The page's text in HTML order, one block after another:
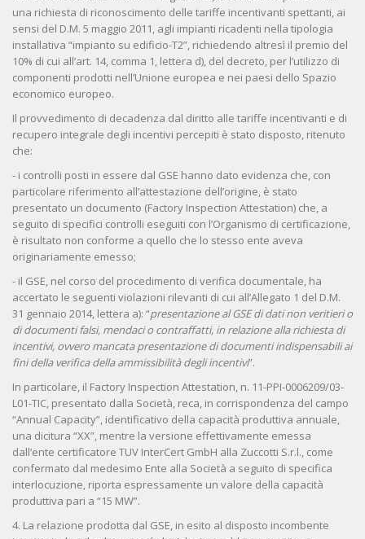
una richiesta di riconoscimento delle tariffe incentivanti spettanti, ai
sensi del D.M. 5 maggio 2011, agli impianti ricadenti nella tipologia
installativa “impianto su edificio-T2”, richiedendo altresì il premio del
10% di cui all’art. 14, comma 1, lettera d), del decreto, per l’utilizzo di
componenti prodotti nell’Unione europea e nei paesi dello Spazio
economico europeo.
Il provvedimento di decadenza dal diritto alle tariffe incentivanti e di
recupero integrale degli incentivi percepiti è stato disposto, ritenuto
che:
- i controlli posti in essere dal GSE hanno dato evidenza che, con
particolare riferimento all’attestazione dell’origine, è stato
presentato un documento (Factory Inspection Attestation) che, a
seguito di specifici controlli eseguiti con l’Organismo di certificazione,
è risultato non conforme a quello che lo stesso ente aveva
originariamente emesso;
- il GSE, nel corso del procedimento di verifica documentale, ha
accertato le seguenti violazioni rilevanti di cui all’Allegato 1 del D.M.
31 gennaio 2014, lettera a): “presentazione al GSE di dati non veritieri o
di documenti falsi, mendaci o contraffatti, in relazione alla richiesta di
incentivi, ovvero mancata presentazione di documenti indispensabili ai
fini della verifica della ammissibilità degli incentivi”.
In particolare, il Factory Inspection Attestation, n. 11-PPI-0006209/03-
L01-TIC, presentato dalla Società, reca, in corrispondenza del campo
“Annual Capacity”, identificativo della capacità produttiva annuale,
una dicitura “XX”, mentre la versione effettivamente emessa
dall’ente certificatore TUV InterCert GmbH alla Zuccotti S.r.l., come
confermato dal medesimo Ente alla Società a seguito di specifica
interlocuzione, riporta espressamente un valore della capacità
produttiva pari a “15 MW”.
4. La relazione prodotta dal GSE, in esito al disposto incombente